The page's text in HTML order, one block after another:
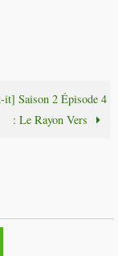
it] Saison 2 Épisode 4
: Le Rayon Vers